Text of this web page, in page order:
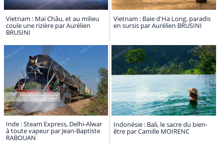
Vietnam : Mai Châu, et au milieu
coule une rizière par Aurélien
BRUSINI
Vietnam : Baie d'Ha Long, paradis
en sursis par Aurélien BRUSINI
Inde : Steam Express, Delhi-Alwar
à toute vapeur par Jean-Baptiste
RABOUAN
Indonésie : Bali, le sacre du bien-
être par Camille MOIRENC